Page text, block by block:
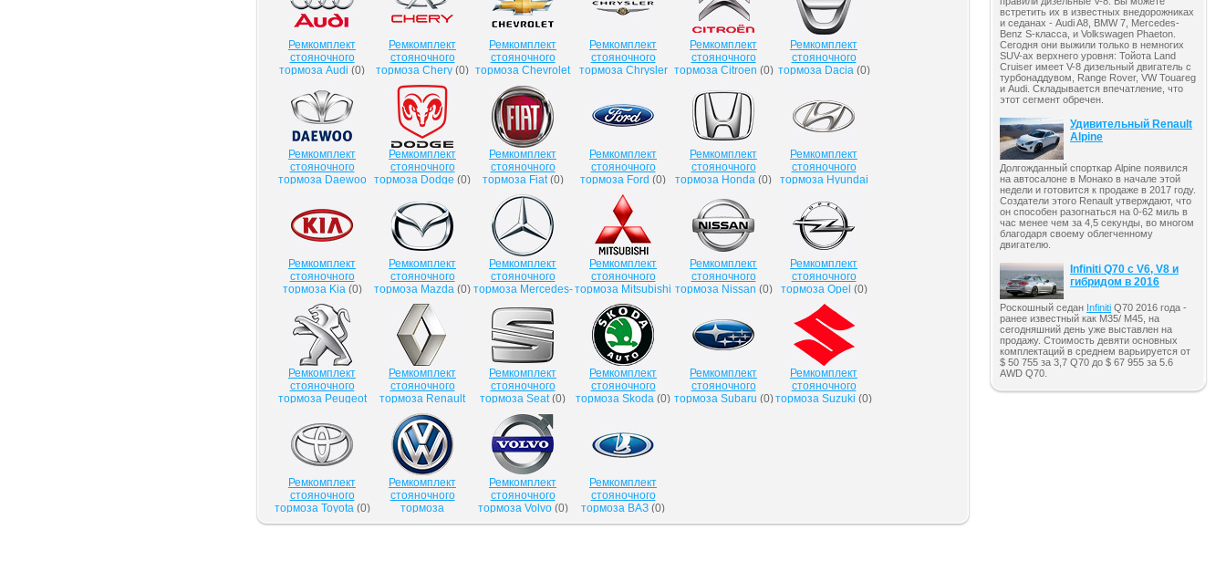
Ремкомплект
стояночного
тормоза Audi (0)
Ремкомплект
стояночного
тормоза Chery (0)
Ремкомплект
стояночного
тормоза Chevrolet
(0)
Ремкомплект
стояночного
тормоза Chrysler
Ремкомплект
стояночного
тормоза Citroen (0)
Ремкомплект
стояночного
тормоза Dacia(0)
Ремкомплект
стояночного
тормоза Daewoo
Ремкомплект
стояночного
тормоза Dodge (0)
Ремкомплект
стояночного
тормоза Fiat(0)
Ремкомплект
стояночного
тормоза Ford (0)
Ремкомплект
стояночного
тормоза Honda (0)
Ремкомплект
стояночного
тормоза Hyundai
Ремкомплект
стояночного
тормоза Kia(0)
Ремкомплект
стояночного
тормоза Mazda (0)
Ремкомплект
стояночного
тормоза Mercedes-
Ремкомплект
стояночного
тормоза Mitsubishi
(0)
Ремкомплект
стояночного
тормоза Nissan (0)
Ремкомплект
стояночного
тормоза Opel (0)
Ремкомплект
стояночного
тормоза Peugeot
Ремкомплект
стояночного
тормоза Renault
(0)
Ремкомплект
стояночного
тормоза Seat(0)
Ремкомплект
стояночного
тормоза Skoda (0)
Ремкомплект
стояночного
тормоза Subaru (0)
Ремкомплект
стояночного
тормоза Suzuki (0)
Ремкомплект
стояночного
тормоза Toyota(0)
Ремкомплект
стояночного
тормоза
Volkswagen(0)
Ремкомплект
стояночного
тормоза Volvo(0)
Ремкомплект
стояночного
тормоза ВАЗ (0)
встретить их в известных внедорожниках
и седанах - Audi A8, BMW 7, Mercedes-
Benz S-класса, и Volkswagen Phaeton.
Сегодня они выжили только в немногих
SUV-ах верхнего уровня: Тойота Land
Cruiser имеет V-8 дизельный двигатель с
турбонаддувом, Range Rover, VW Touareg
и Audi. Складывается впечатление, что
этот сегмент обречен.
Удивительный Renault
Alpine
Долгожданный спорткар Alpine появился
на автосалоне в Монако в начале этой
недели и готовится к продаже в 2017 году.
Создатели этого Renault утверждают, что
он способен разогнаться на 0-62 миль в
час менее чем за 4,5 секунды, во многом
благодаря своему облегченному
двигателю.
Infiniti Q70 с V6, V8 и
гибридом в 2016
Роскошный седан Infiniti Q70 2016 года -
ранее известный как M35/ M45, на
сегодняшний день уже выставлен на
продажу. Стоимость девяти основных
комплектаций в среднем варьируется от
$ 50 755 за 3,7 Q70 до $ 67 955 за 5.6
AWD Q70.